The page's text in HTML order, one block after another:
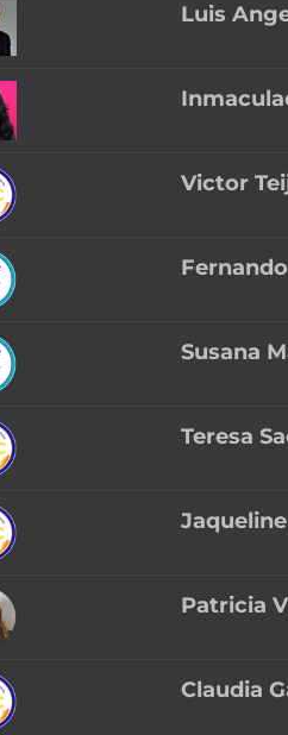
Luis
Victor
Susana
Teresa
Patricia
Claudia